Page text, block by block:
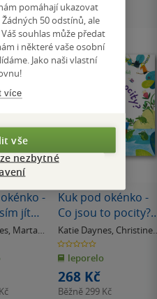
-
jít
Katie Daynes
, Marta
Kuk pod okénko -
Co jsou to pocity?
Katie Daynes
Katie Daynes, Christine
Pym
0.0
z
5
hvězdiček
leporelo
268 Kč
Běžně299 Kč
pomáhají ukazovat
50 odstínů, ale
souhlas může předat
i některé vaše osobní
Jako naši vlastní
více
vše
nezbytné